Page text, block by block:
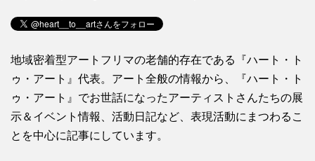
地域密着型アートフリマの老舗的存在である『ハート・ト
ゥ・アート』代表。アート全般の情報から、『ハート・ト
ゥ・アート』でお世話になったアーティストさんたちの展
示＆イベント情報、活動日記など、表現活動にまつわるこ
とを中心に記事にしています。